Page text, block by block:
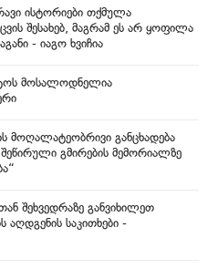
ისტორიები თქმულა
შესახებ, მაგრამ ეს არ ყოფილა
- იაგო ხვიჩია
მოსალოდნელია
მოღალატეობრივი განცხადება
გმირების მემორიალზე
შეხვედრაზე განვიხილეთ
აღდგენის საკითხები -